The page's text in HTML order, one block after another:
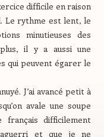
difficile en raison
Le rythme est lent, le
minutieuses des
il y a aussi une
qui peuvent égarer le
J’ai avancé petit à
avale une soupe
français difficilement
et que je ne